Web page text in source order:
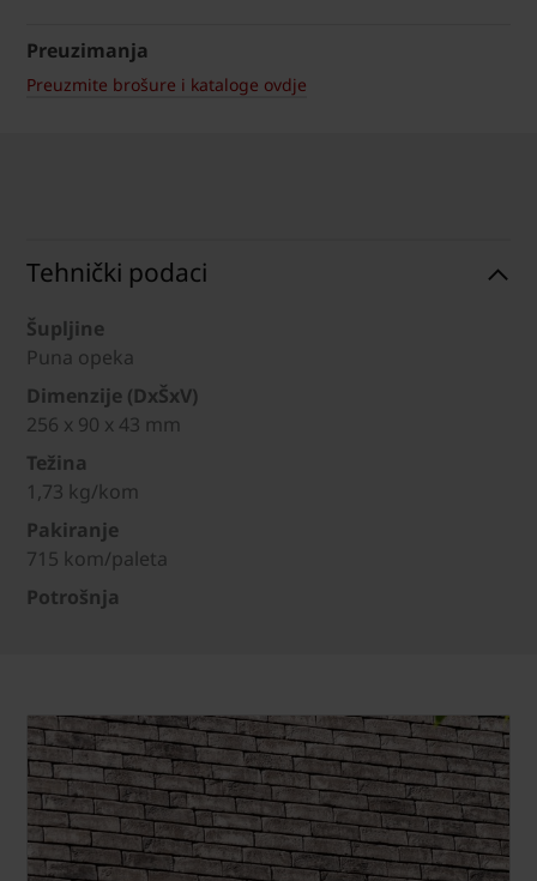
Preuzimanja
Preuzmite brošure i kataloge ovdje
Tehnički podaci
Šupljine
Puna opeka
Dimenzije (DxŠxV)
256 x 90 x 43 mm
Težina
1,73 kg/kom
Pakiranje
715 kom/paleta
Potrošnja